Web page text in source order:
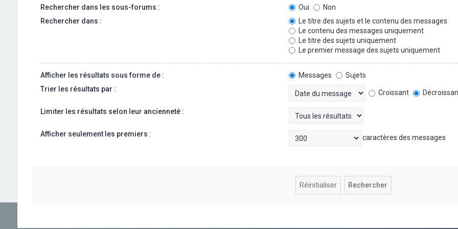
Rechercher dans les sous-forums : Oui
Non
Rechercher dans :
Le titre des sujets et le contenu des messages
Le contenu des messages uniquement
Le titre des sujets uniquement
Le premier message des sujets uniquement
Afficher les résultats sous forme de : Messages
Sujets
Trier les résultats par :
Croissant
Limiter les résultats selon leur ancienneté :
Afficher seulement les premiers : caractères des messages